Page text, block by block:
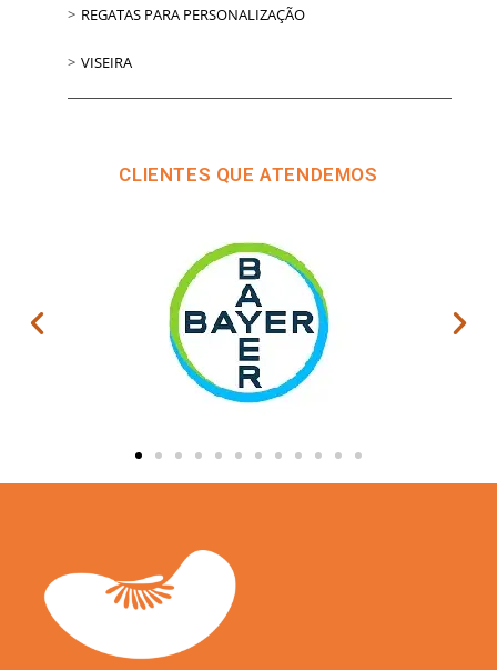
REGATAS PARA PERSONALIZAÇÃO
VISEIRA
CLIENTES QUE ATENDEMOS